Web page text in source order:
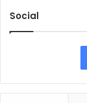
Social